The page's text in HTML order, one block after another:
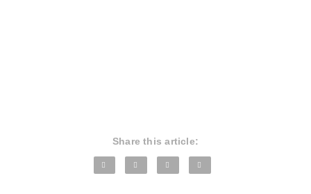
Share this article: